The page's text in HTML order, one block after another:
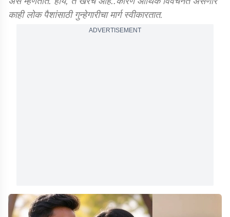
काही लोक पैशांसाठी गुन्हेगारीचा मार्ग स्वीकारतात.
ADVERTISEMENT